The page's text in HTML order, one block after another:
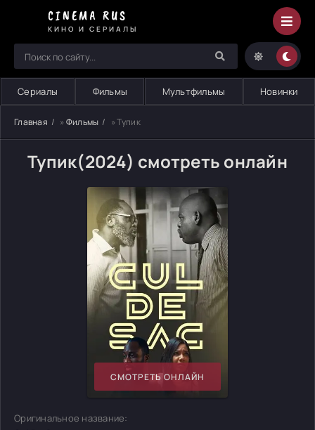
CINEMA RUS
КИНО И СЕРИАЛЫ
Сериалы Фильмы Мультфильмы Новинки
Главная » Фильмы » Тупик
Тупик(2024) смотреть онлайн
СМОТРЕТЬ ОНЛАЙН
Оригинальное название: